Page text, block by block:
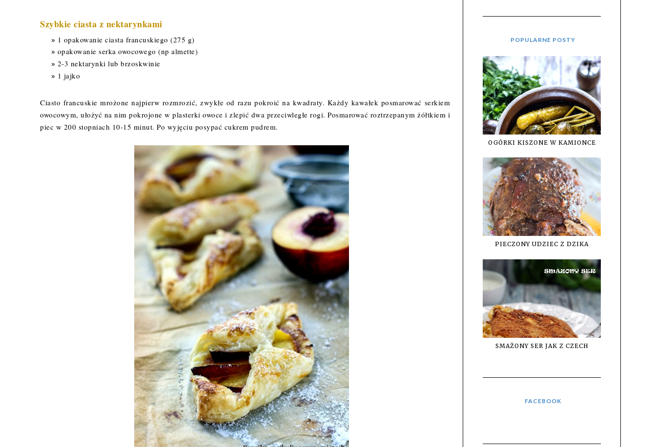
Szybkie ciasta z nektarynkami
1 opakowanie ciasta francuskiego (275 g)
opakowanie serka owocowego (np almette)
2-3 nektarynki lub brzoskwinie
1 jajko
Ciasto francuskie mrożone najpierw rozmrozić, zwykłe od razu pokroić na kwadraty. Każdy kawałek posmarować serkiem
owocowym, ułożyć na nim pokrojone w plasterki owoce i zlepić dwa przeciwległe rogi. Posmarować roztrzepanym żółtkiem i
piec w 200 stopniach 10-15 minut. Po wyjęciu posypać cukrem pudrem.
POPULARNE POSTY
OGÓRKI KISZONE W KAMIONCE
PIECZONY UDZIEC Z DZIKA
SMAŻONY SER JAK Z CZECH
FACEBOOK